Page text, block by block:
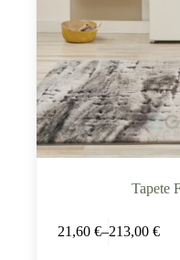
Tapete
21,60 €–213,00 €